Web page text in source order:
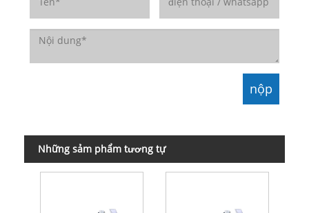
Những sảm phẩm tương tự